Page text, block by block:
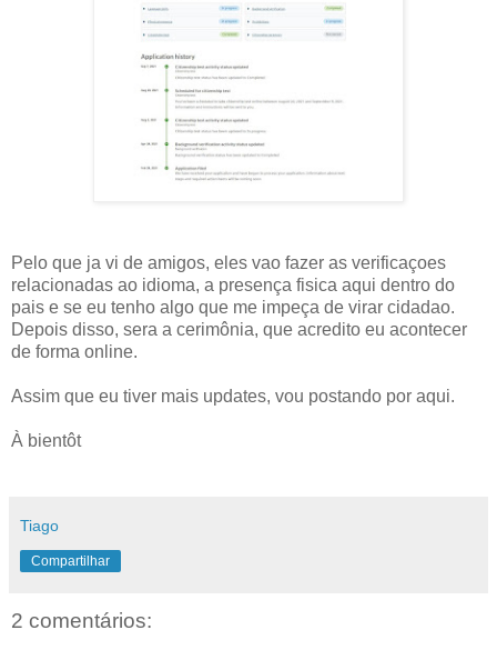
Pelo que ja vi de amigos, eles vao fazer as verificaçoes
relacionadas ao idioma, a presença fisica aqui dentro do
pais e se eu tenho algo que me impeça de virar cidadao.
Depois disso, sera a cerimônia, que acredito eu acontecer
de forma online.
Assim que eu tiver mais updates, vou postando por aqui.
À bientôt
Tiago
Compartilhar
2 comentários: